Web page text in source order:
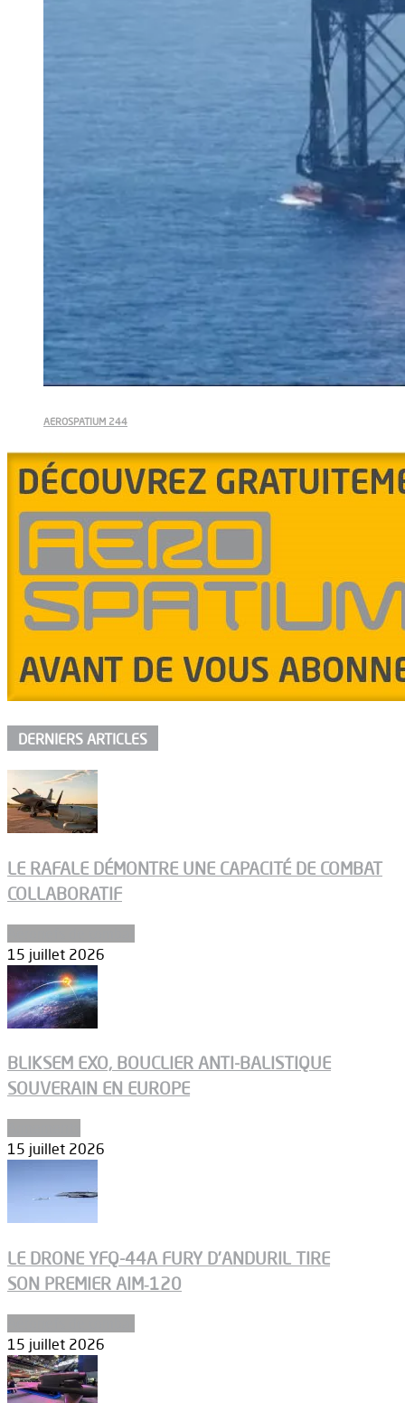
AEROSPATIUM 244
DERNIERS ARTICLES
LE RAFALE DÉMONTRE UNE CAPACITÉ DE COMBAT
COLLABORATIF
15 juillet 2026
BLIKSEM EXO, BOUCLIER ANTI-BALISTIQUE
SOUVERAIN EN EUROPE
15 juillet 2026
LE DRONE YFQ-44A FURY D’ANDURIL TIRE
SON PREMIER AIM‑120
15 juillet 2026